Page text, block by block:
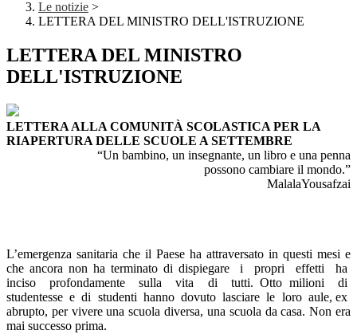
Le notizie >
LETTERA DEL MINISTRO DELL'ISTRUZIONE
LETTERA DEL MINISTRO
DELL'ISTRUZIONE
LETTERA ALLA COMUNITÀ SCOLASTICA PER LA
RIAPERTURA DELLE SCUOLE A SETTEMBRE
“Un bambino, un insegnante, un libro e una penna
possono cambiare il mondo.”
MalalaYousafzai
L’emergenza sanitaria che il Paese ha attraversato in questi mesi e
che ancora non ha terminato di dispiegare i propri effetti ha
inciso profondamente sulla vita di tutti. Otto milioni di
studentesse e di studenti hanno dovuto lasciare le loro aule, ex
abrupto, per vivere una scuola diversa, una scuola da casa. Non era
mai successo prima.